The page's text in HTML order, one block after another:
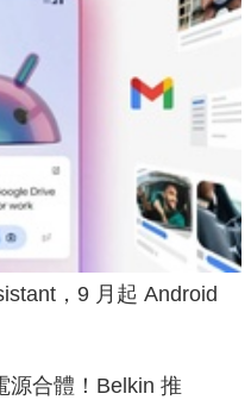
，9 月起 Android
源合體！Belkin 推